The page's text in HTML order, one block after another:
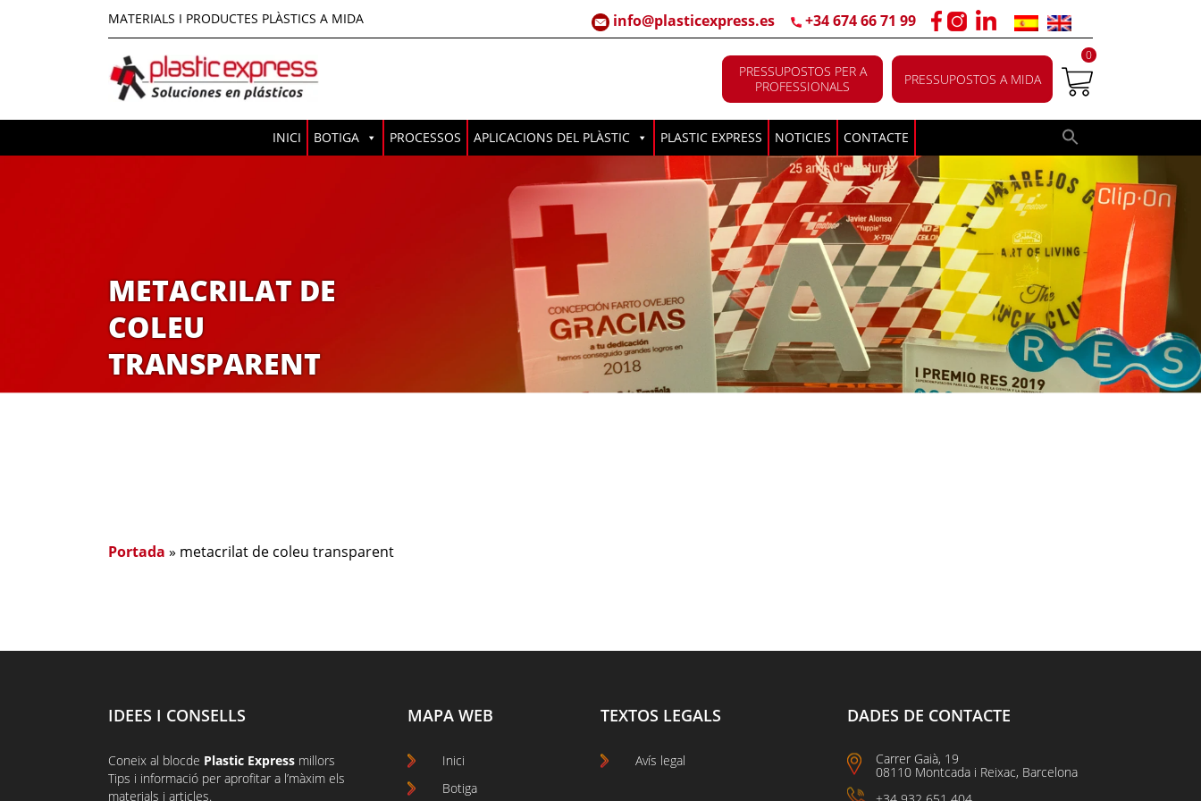
MATERIALS I PRODUCTES PLÀSTICS A MIDA info@plasticexpress.es +34 674 66 71 99
PRESSUPOSTOS PER A
PROFESSIONALS
PRESSUPOSTOS A MIDA
0
INICI BOTIGA PROCESSOS APLICACIONS DEL PLÀSTIC PLASTIC EXPRESS NOTICIES CONTACTE
METACRILAT DE
COLEU
TRANSPARENT
Portada » metacrilat de coleu transparent
IDEES I CONSELLS
Coneix al blocde Plastic Expressmillors
Tips i informació per aprofitar a l’màxim els
materials i articles.
MAPA WEB
Inici
Botiga
TEXTOS LEGALS
Avís legal
DADES DE CONTACTE
Carrer Gaià, 19
08110 Montcada i Reixac, Barcelona